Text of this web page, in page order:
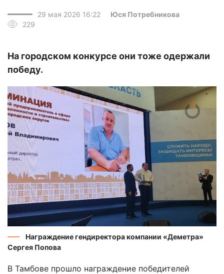
29 мая 2026 16:22
Юся Потребникова
229
На городском конкурсе они тоже одержали
победу.
Награждение гендиректора компании «Деметра»
Сергея Попова
В Тамбове прошло награждение победителей